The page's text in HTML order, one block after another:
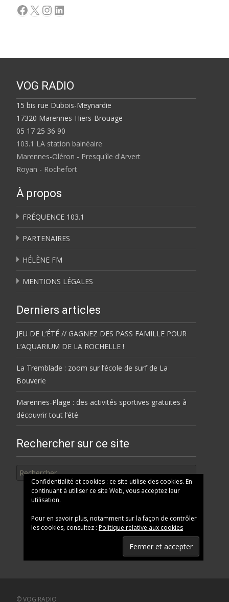
Facebook
X Instagram
LinkedIn
VOG RADIO
15 bis rue Dubois-Meynardie
17320 Marennes-Hiers-Brouage
05 17 25 36 90
103.1 LA station balnéaire
Marennes-Oléron - Presqu'île d'Arvert
Royan - Rochefort
À propos
FRÉQUENCE 103.1
PARTENAIRES
HÉLÈNE FM
MENTIONS LÉGALES
Derniers articles
JEU DE L’ÉTÉ // GAGNEZ DES PASS FAMILLE POUR
L’AQUARIUM DE LA ROCHELLE !
La Tremblade : zoom sur l’école de surf de La
Bouverie
Marennes-Plage : des activités sportives gratuites à
découvrir tout l’été
Rechercher sur ce site
Confidentialité et cookies : ce site utilise des cookies. En
continuant à utiliser ce site Web, vous acceptez leur
utilisation.
Pour en savoir plus, notamment sur la façon de contrôler
les cookies, consultez : Politique relative aux cookies
© VOG RADIO